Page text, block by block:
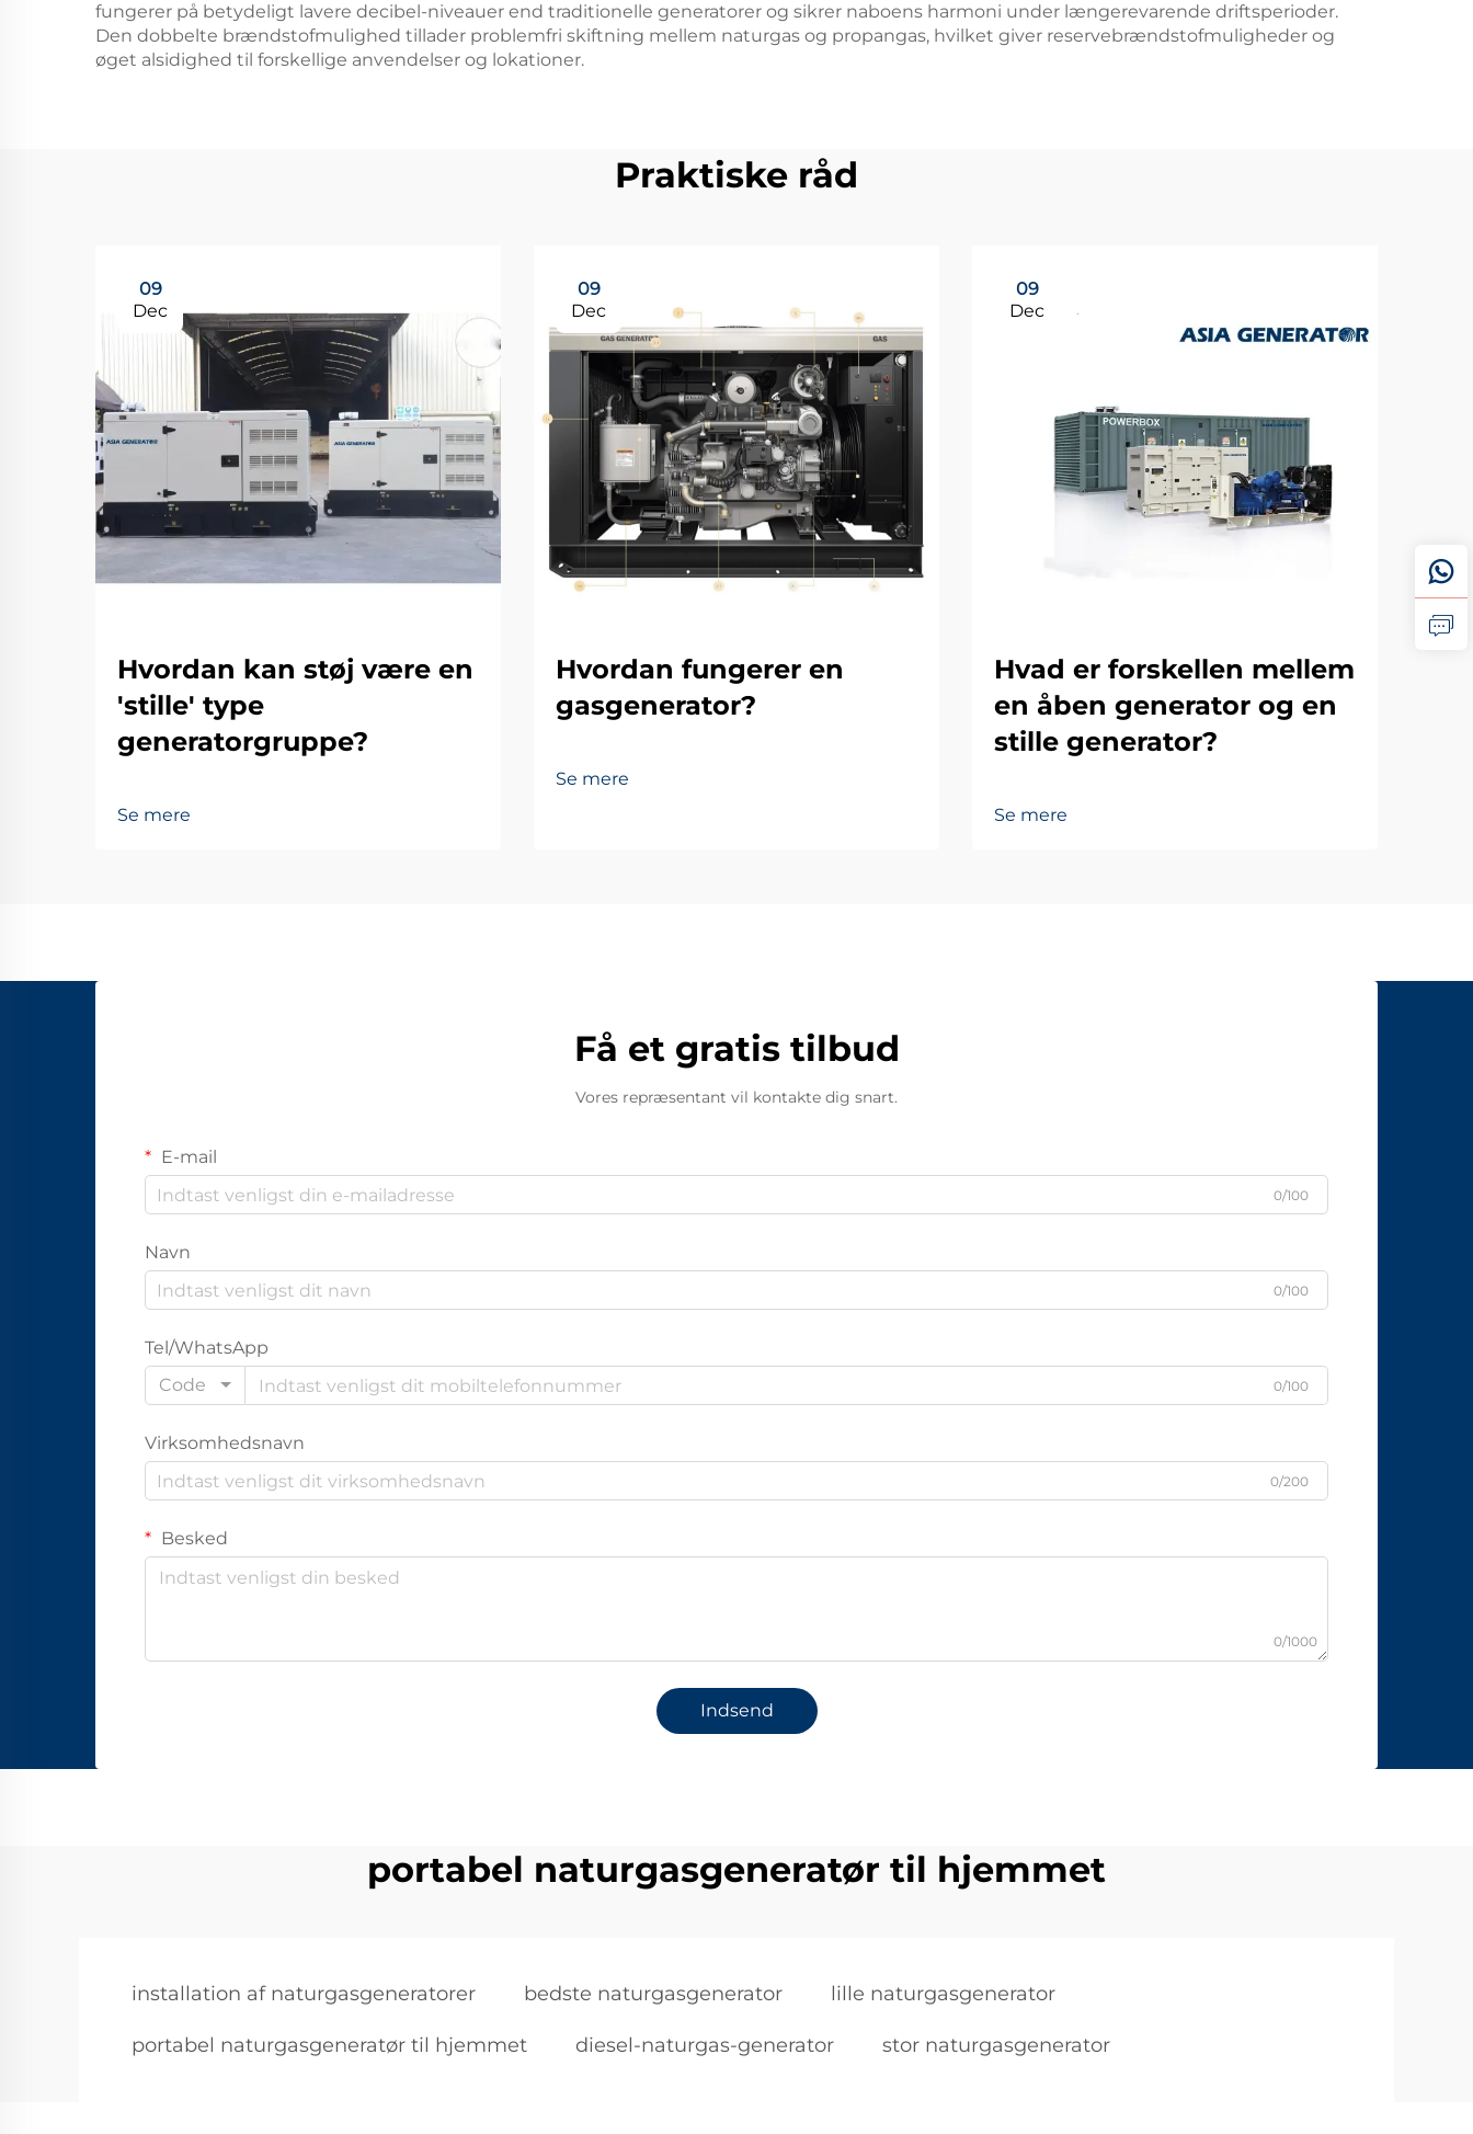
fungerer på betydeligt lavere decibel-niveauer end traditionelle generatorer og sikrer naboens harmoni under længerevarende driftsperioder.
Den dobbelte brændstofmulighed tillader problemfri skiftning mellem naturgas og propangas, hvilket giver reservebrændstofmuligheder og
øget alsidighed til forskellige anvendelser og lokationer.
Praktiske råd
09
Dec
Hvordan kan støj være en
'stille' type
generatorgruppe?
Se mere
09
Dec
Hvordan fungerer en
gasgenerator?
Se mere
09
Dec
Hvad er forskellen mellem
en åben generator og en
stille generator?
Se mere
Få et gratis tilbud
Vores repræsentant vil kontakte dig snart.
E-mail
0/100
Navn
0/100
Tel/WhatsApp
Code
0/100
Virksomhedsnavn
0/200
Besked
0/1000
Indsend
portabel naturgasgeneratør til hjemmet
installation af naturgasgeneratorer bedste naturgasgenerator lille naturgasgenerator
portabel naturgasgeneratør til hjemmet diesel-naturgas-generator stor naturgasgenerator